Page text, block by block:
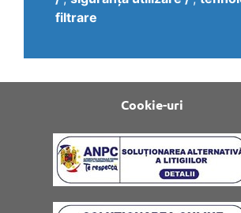
filtrare
Cookie-uri